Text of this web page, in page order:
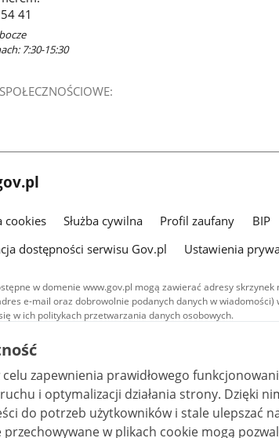
41
7:30-15:30
cookies Służba cywilna Profil zaufany BIP
dostępności serwisu Gov.pl
Ustawienia
w domenie www.gov.pl mogą zawierać adresy
e-mail oraz dobrowolnie podanych danych w
w ich politykach przetwarzania danych osobowych.
Treści tekstowe publikowane w serwisie (z wyłączeniem
udostępniane na licencji typu Creative Commons: uznanie
warunkach 4.0 (CC BY-SA 4.0). Materiały audiowizualne,
są udostępniane na licencji typu Creative Commons:
bez utworów zależnych 4.0 (CC BY-NC-ND 4.0), o ile nie
zapewnienia prawidłowego
i optymalizacji działania strony. Dzięki nim
do potrzeb użytkowników i stale ulepszać